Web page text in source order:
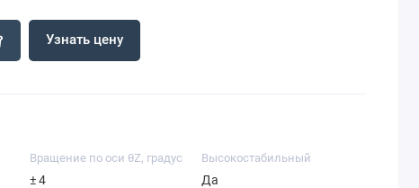
Узнать цену
Вращение по оси θZ, градус
± 4
Высокостабильный
Да